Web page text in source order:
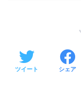
ツイート シェア